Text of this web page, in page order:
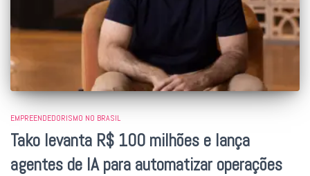
EMPREENDEDORISMO NO BRASIL
Tako levanta R$ 100 milhões e lança
agentes de IA para automatizar operações